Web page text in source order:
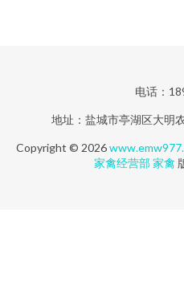
电话：
地址：盐城市亭湖区大明
Copyright © 2026
家禽经营部家禽